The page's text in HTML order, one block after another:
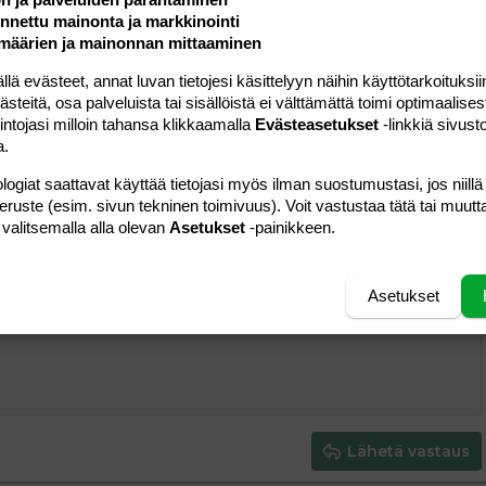
Vastaa
vasemmalle
1
Kumoa
koodispoiler
line
Lähetä vastaus
mainonta ja markkinointi
ja mainonnan mittaaminen
evästeet, annat luvan tietojesi käsittelyyn näihin
osa palveluista tai sisällöistä ei välttämättä toimi
milloin tahansa klikkaamalla Evästeasetukset -linkkiä
saattavat käyttää tietojasi myös ilman suostumustasi, jos
(esim. sivun tekninen toimivuus). Voit vastustaa tätä tai
alla olevan Asetukset -painikkeen.
Asetukset